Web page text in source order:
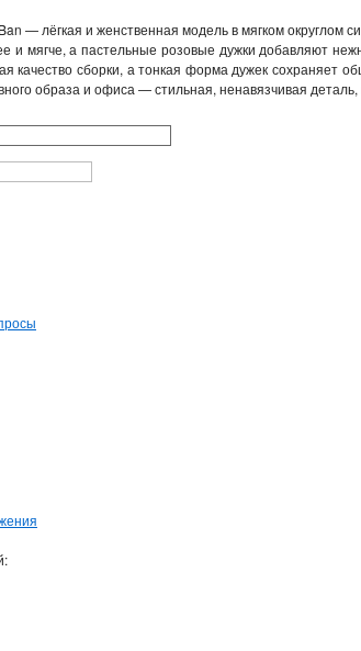
— лёгкая и женственная модель в мягком
и мягче, а пастельные розовые дужки добавляют
качество сборки, а тонкая форма дужек
образа и офиса — стильная, ненавязчивая